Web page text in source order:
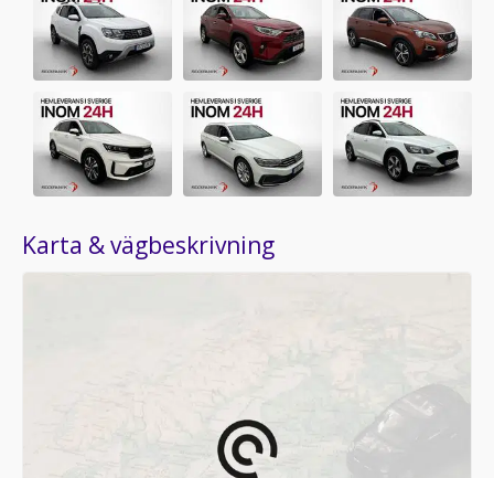
Karta & vägbeskrivning